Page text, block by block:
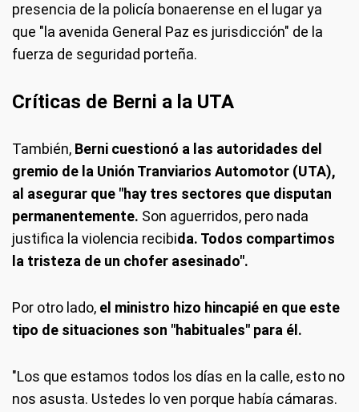
presencia de la policía bonaerense en el lugar ya
que "la avenida General Paz es jurisdicción" de la
fuerza de seguridad porteña.
Críticas de Berni a la UTA
También, Berni cuestionó a las autoridades del
gremio de la Unión Tranviarios Automotor (UTA),
al asegurar que "hay tres sectores que disputan
permanentemente. Son aguerridos, pero nada
justifica la violencia recibida. Todos compartimos
la tristeza de un chofer asesinado".
Por otro lado, el ministro hizo hincapié en que este
tipo de situaciones son "habituales" para él.
"Los que estamos todos los días en la calle, esto no
nos asusta. Ustedes lo ven porque había cámaras.